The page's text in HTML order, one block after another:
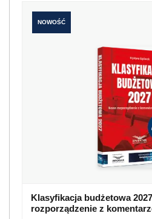
NOWOŚĆ
Klasyfikacja budżetowa
rozporządzenie z